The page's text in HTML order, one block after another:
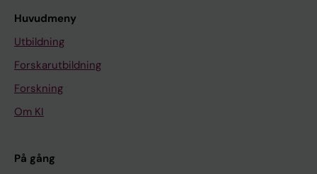
Huvudmeny
Utbildning
Forskarutbildning
Forskning
Om KI
På gång